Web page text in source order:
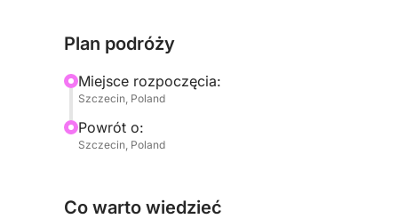
Na pokładzie zapewniamy lornetki, dzięki
jesteś miłośnikiem natury, ciekawym
ta wycieczka jest szansą na zwolnienie tempa i
W cenie jest woda butelkowana, która zapewni
Plan podróży
Miejsce rozpoczęcia:
Szczecin, Poland
Powrót o:
Szczecin, Poland
Co warto wiedzieć